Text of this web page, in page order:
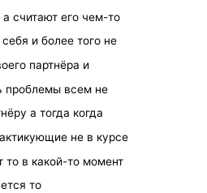
считают его чем-то
и более того не
партнёра и
проблемы всем не
а тогда когда
не в курсе
то в какой-то момент
то